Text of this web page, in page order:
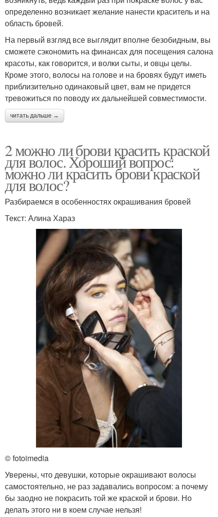
определенно возникает желание нанести краситель и на
область бровей.
На первый взгляд все выглядит вполне безобидным, вы
сможете сэкономить на финансах для посещения салона
красоты, как говорится, и волки сыты, и овцы целы.
Кроме этого, волосы на голове и на бровях будут иметь
приблизительно одинаковый цвет, вам не придется
тревожиться по поводу их дальнейшей совместимости.
читать дальше →
2 можно ли брови красить краской
для волос. Хороший вопрос:
можно ли красить брови краской
для волос?
Разбираемся в особенностях окрашивания бровей
Текст: Алина Хараз
© fotoimedia
Уверены, что девушки, которые окрашивают волосы
самостоятельно, не раз задавались вопросом: а почему
бы заодно не покрасить той же краской и брови. Но
делать этого ни в коем случае нельзя!